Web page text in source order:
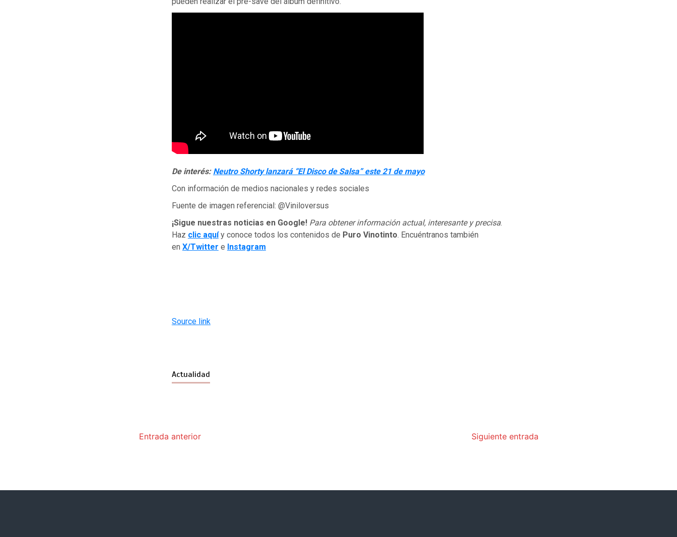
De interés: Neutro Shorty lanzará “El Disco de Salsa” este 21 de mayo
Con información de medios nacionales y redes sociales
Fuente de imagen referencial: @Viniloversus
¡Sigue nuestras noticias en Google! Para obtener información actual, interesante y precisa.
Haz clic aquíy conoce todos los contenidos de Puro Vinotinto. Encuéntranos también
en X/Twitter e Instagram
Source link
Actualidad
Entrada anterior Siguiente entrada